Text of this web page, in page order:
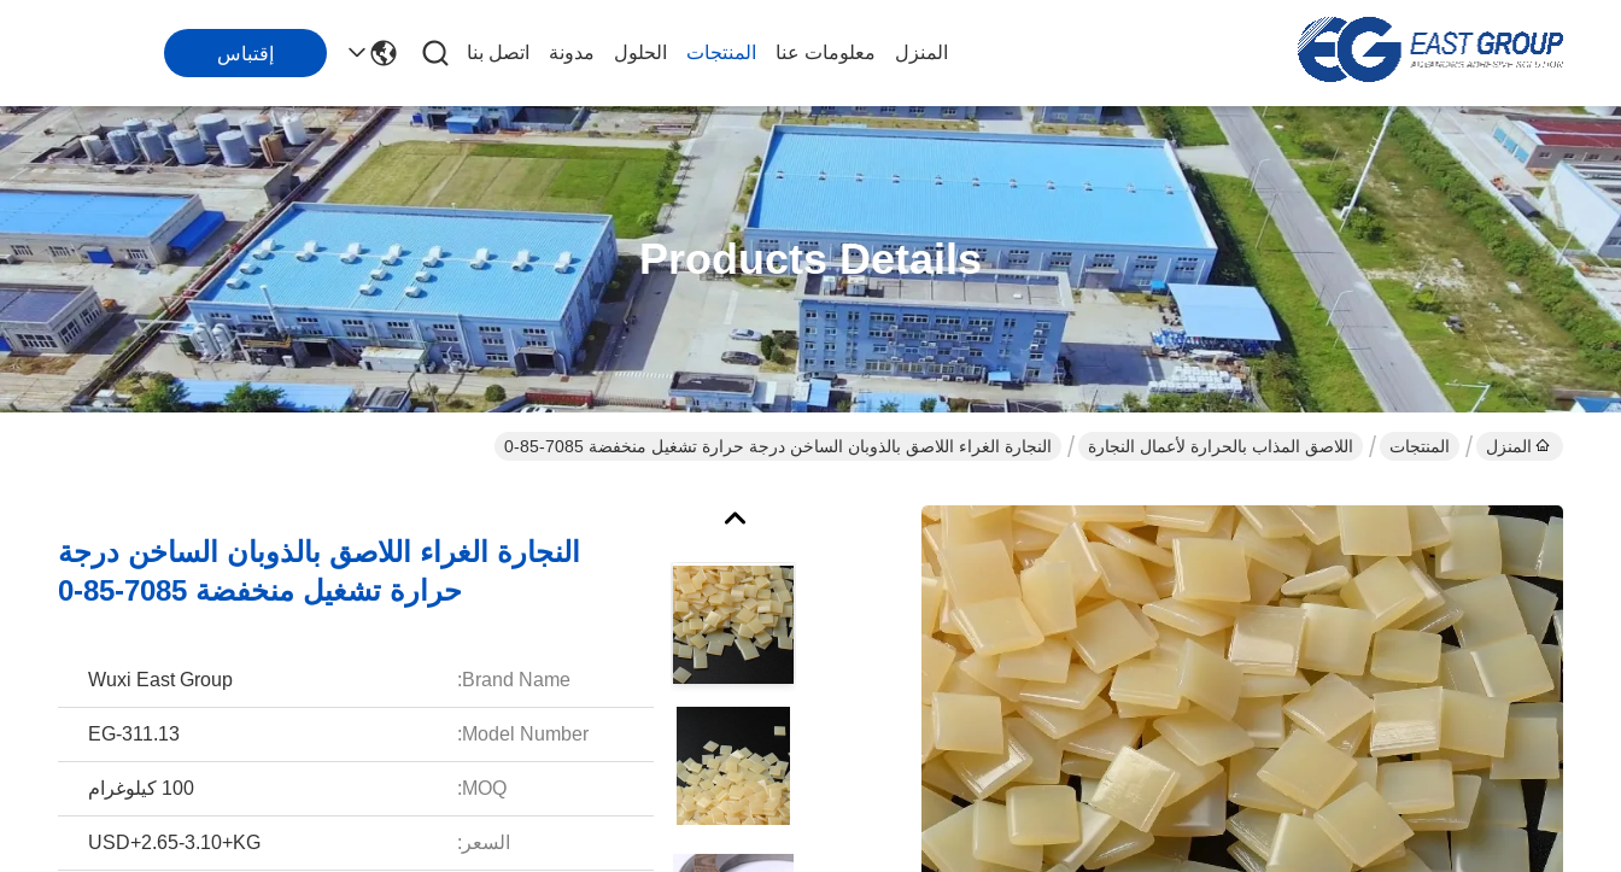
المنزل معلومات عنا المنتجات الحلول مدونة اتصل بنا إقتباس
Products Details
المنزل المنتجات اللاصق المذاب بالحرارة لأعمال النجارة النجارة الغراء اللاصق بالذوبان الساخن درجة حرارة تشغيل منخفضة 7085-85-0
النجارة الغراء اللاصق بالذوبان الساخن درجة
حرارة تشغيل منخفضة 7085-85-0
Brand Name:
Wuxi East Group
Model Number:
EG-311.13
MOQ: 100 كيلوغرام
السعر: USD+2.65-3.10+KG